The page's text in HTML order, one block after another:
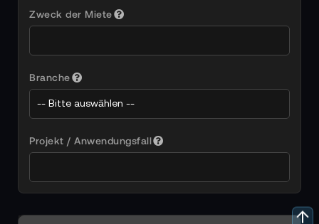
Zweck der Miete
Branche
Projekt / Anwendungsfall